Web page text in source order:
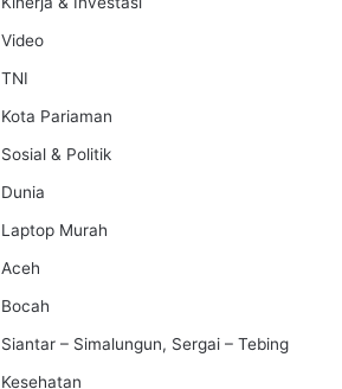
Video
TNI
Kota Pariaman
Sosial & Politik
Dunia
Laptop Murah
Aceh
Bocah
Siantar – Simalungun, Sergai – Tebing
Kesehatan